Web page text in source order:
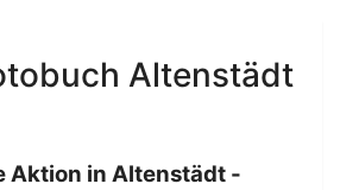
Altenstädt
Aktion in Altenstädt -